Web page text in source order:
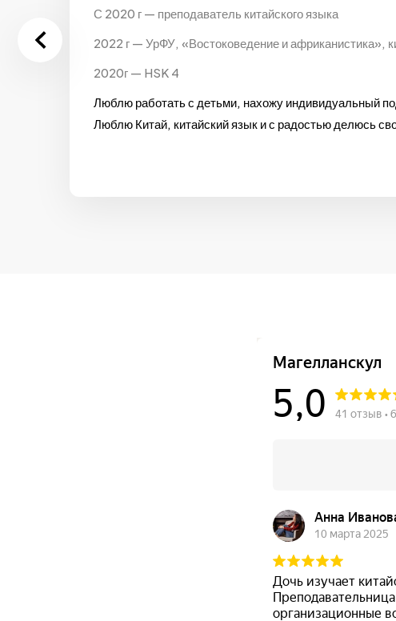
С 2020 г — преподаватель китайского языка
2022 г — УрФУ, «Востоковедение и африканистика»,
2020г — HSK 4
Люблю работать с детьми, нахожу индивидуальный
Люблю Китай, китайский язык и с радостью делюсь